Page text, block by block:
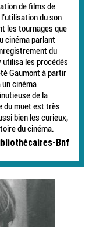
de films de
du son
les tournages que
cinéma parlant
du
utilisa les procédés
Gaumont à partir
un cinéma
de la
du muet est très
bien les curieux,
du cinéma.
Bnf